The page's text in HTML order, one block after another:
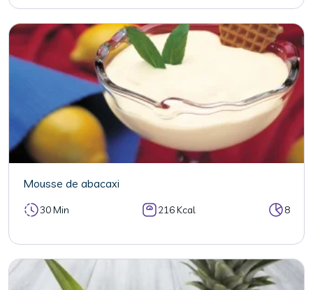
Mousse de abacaxi
30 Min 216 Kcal 8